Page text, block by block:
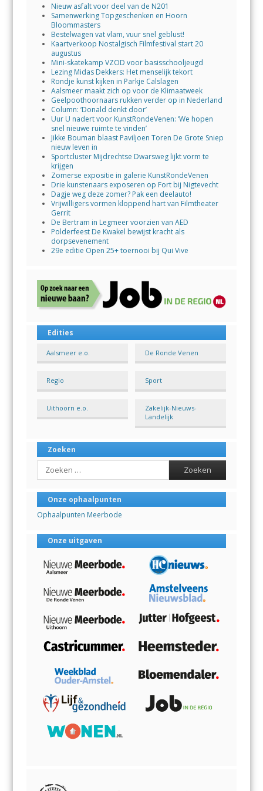
Nieuw asfalt voor deel van de N201
Samenwerking Topgeschenken en Hoorn
Bloommasters
Bestelwagen vat vlam, vuur snel geblust!
Kaartverkoop Nostalgisch Filmfestival start 20
augustus
Mini-skatekamp VZOD voor basisschooljeugd
Lezing Midas Dekkers: Het menselijk tekort
Rondje kunst kijken in Parkje Calslagen
Aalsmeer maakt zich op voor de Klimaatweek
Geelpoothoornaars rukken verder op in Nederland
Column: ‘Donald denkt door’
Uur U nadert voor KunstRondeVenen: ‘We hopen
snel nieuwe ruimte te vinden’
Jikke Bouman blaast Paviljoen Toren De Grote Sniep
nieuw leven in
Sportcluster Mijdrechtse Dwarsweg lijkt vorm te
krijgen
Zomerse expositie in galerie KunstRondeVenen
Drie kunstenaars exposeren op Fort bij Nigtevecht
Dagje weg deze zomer? Pak een deelauto!
Vrijwilligers vormen kloppend hart van Filmtheater
Gerrit
De Bertram in Legmeer voorzien van AED
Polderfeest De Kwakel bewijst kracht als
dorpsevenement
29e editie Open 25+ toernooi bij Qui Vive
Edities
Aalsmeer e.o. De Ronde Venen
Regio Sport
Uithoorn e.o.
Zakelijk-Nieuws-
Landelijk
Zoeken
Search
Onze ophaalpunten
Ophaalpunten Meerbode
Onze uitgaven